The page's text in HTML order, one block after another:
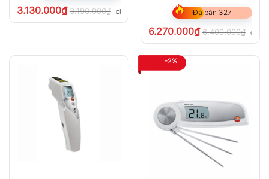
3.130.000₫ 3.190.000₫ chưa VAT 8% Đã bán 327
6.270.000₫ 6.400.000₫ chưa
-2%